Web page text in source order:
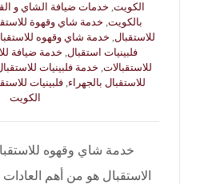
الكويت, خدمات ضيافة الشاي و
بالكويت, خدمة شاي وقهوة
للاستقبال, خدمة شاي وقهوه
فلبينيات استقبال, خدمة ضيافة
للاستقبالات, خدمة فلبينيات
للاستقبال بالجهراء,فلبينيات
الكويت
خدمة شاي وقهوه
الاستقبال هو من أهم العادات